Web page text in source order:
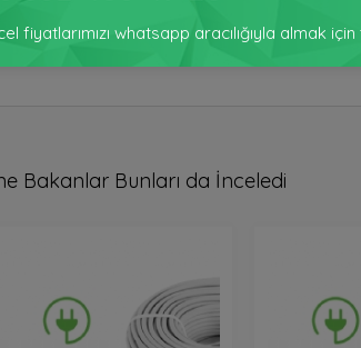
fiyatlarımızı whatsapp aracılığıyla almak için
Bakanlar Bunları da İnceledi